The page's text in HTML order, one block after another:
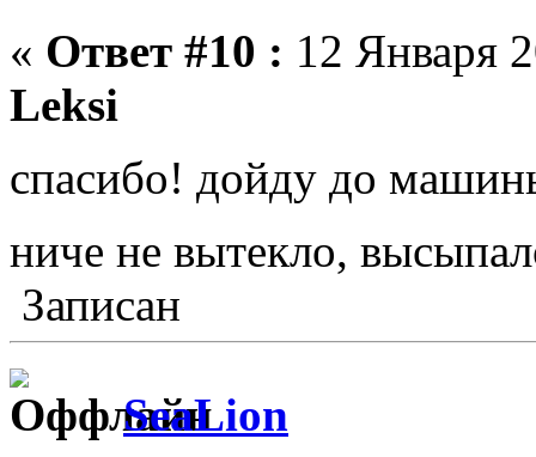
« Ответ #10 : 12 Января
Leksi
спасибо! дойду до
ниче не вытекло,
Записан
SeaLion